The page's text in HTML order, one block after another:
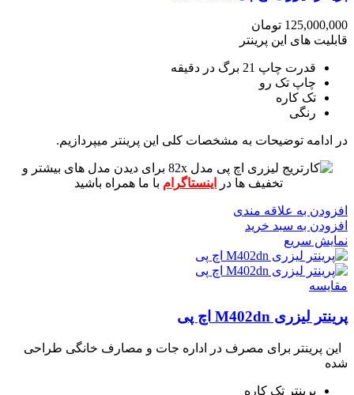
125,000,000 تومان
قابلیت های این پرینتر
قدرت چاپ 21 برگ در دقیقه
چاپ تک رو
تک کاره
رنگی
در ادامه توضیحات به مشخصات کلی این پرینتر میپردازیم.
برای دیدن مدل های بیشتر و
تخفیف ها در
اینستاگرام با ما همراه باشید
افزودن به علاقه مندی
افزودن به سبد خرید
نمایش سریع
مقايسه
پرینتر لیزری M402dn اچ پی
این پرینتر برای مصرف در اداره جات و مصارف خانگی طراحی
شده
پرینتر تک کاره